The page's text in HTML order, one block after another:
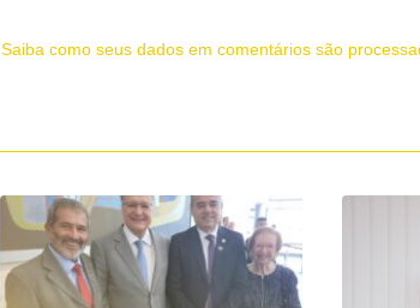
Saiba como seus dados em comentários são